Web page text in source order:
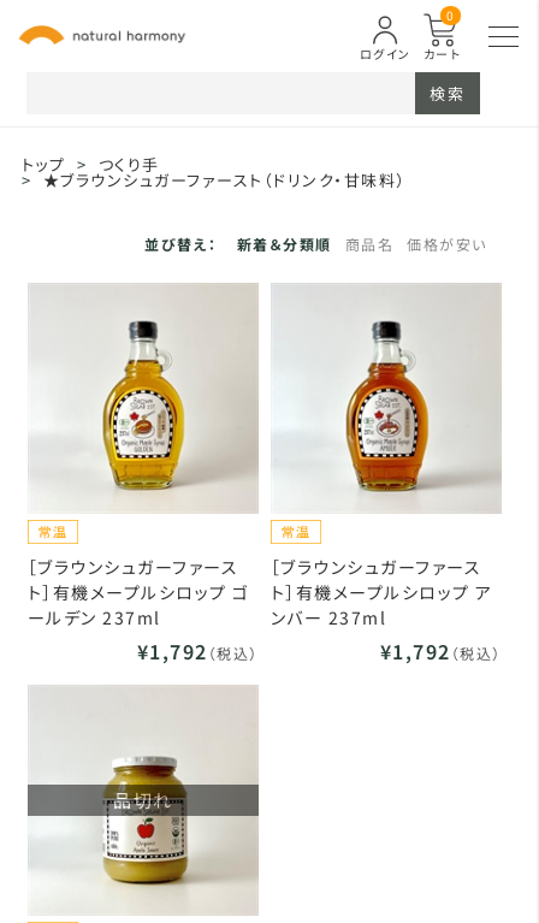
カート
0
ログイン
検索
トップ > つくり手
> ★ブラウンシュガーファースト（ドリンク・甘味料）
並び替え： 新着＆分類順 商品名 価格が安い
［ブラウンシュガーファース
ト］有機メープルシロップ ゴ
ールデン 237ml
¥1,792 （税込）
［ブラウンシュガーファース
ト］有機メープルシロップ ア
ンバー 237ml
¥1,792 （税込）
品切れ